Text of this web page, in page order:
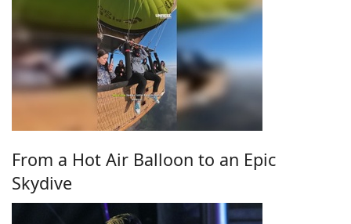
From a Hot Air Balloon to an Epic
Skydive